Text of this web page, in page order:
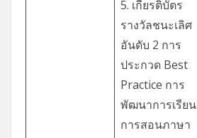
5. เกียรติบัตร
รางวัลชนะเลิศ
อันดับ 2 การ
ประกวด Best
Practice การ
พัฒนาการเรียน
การสอนภาษา